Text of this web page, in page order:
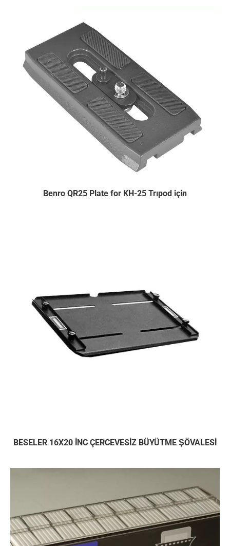
Benro QR25 Plate for KH-25 Trıpod için
BESELER 16X20 İNC ÇERCEVESİZ BÜYÜTME ŞÖVALESİ